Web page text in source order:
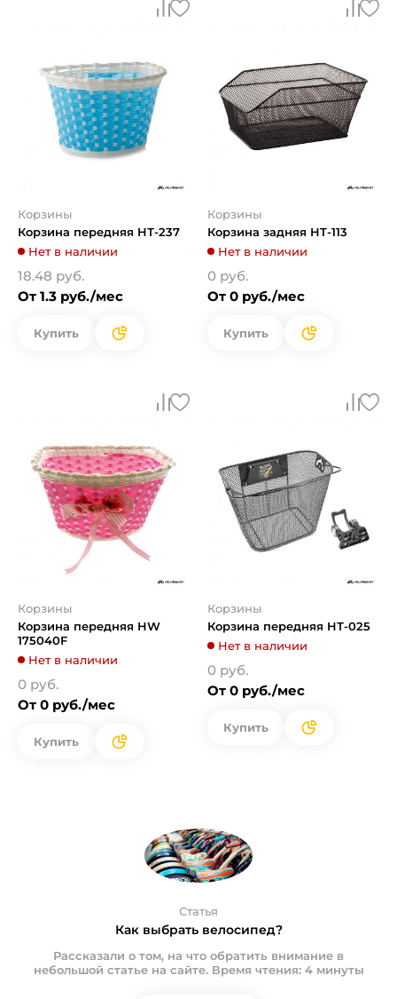
Корзины
Корзина передняя HТ-237
Нет в наличии
18.48 руб.
От 1.3 руб./мес
Купить
Корзины
Корзина задняя HT-113
Нет в наличии
0 руб.
От 0 руб./мес
Купить
Корзины
Корзина передняя HW
175040F
Нет в наличии
0 руб.
От 0 руб./мес
Купить
Корзины
Корзина передняя HТ-025
Нет в наличии
0 руб.
От 0 руб./мес
Купить
Статья
Как выбрать велосипед?
Рассказали о том, на что обратить внимание в
небольшой статье на сайте. Время чтения: 4 минуты